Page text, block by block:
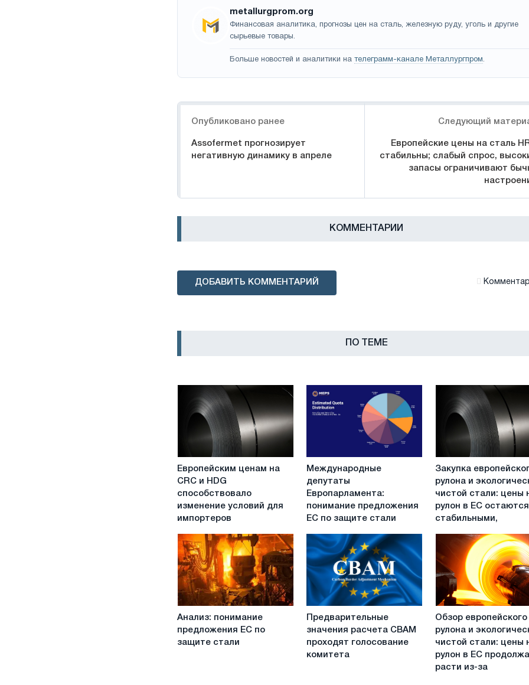
metallurgprom.org
Финансовая аналитика, прогнозы цен на сталь, железную руду, уголь и другие
сырьевые товары.
Больше новостей и аналитики на телеграмм-канале Металлургпром.
Опубликовано ранее
Assofermet прогнозирует
негативную динамику в апреле
Следующий
Европейские цены на сталь
стабильны; слабый спрос,
запасы ограничивают
КОММЕНТАРИИ
ДОБАВИТЬ КОММЕНТАРИЙ
ПО ТЕМЕ
Европейским
ценам
способствовало
изменение
условий
для
импортеров
Европейским ценам на
CRC и HDG
способствовало
изменение условий для
импортеров
Международные
депутаты
Европарламента:
понимание
предложения
по
защите
стали
Международные
депутаты
Европарламента:
понимание предложения
ЕС по защите стали
Закупка
европейского
рулона
экологически
стали:
на
рулон
в
ЕС
остаются
стабильными,
поскольку
нацелены
на
Закупка
рулона и
чистой стали: цены
рулон в ЕС остаются
стабильными,
Анализ:
предложения
Анализ: понимание
предложения ЕС по
защите стали
Предварительные
значения
CBAM
Предварительные
значения расчета CBAM
проходят голосование
комитета
Обзор
европейского
рулона
экологически
чистой
Обзор европейского
рулона и
чистой стали: цены
рулон в ЕС
расти из-за